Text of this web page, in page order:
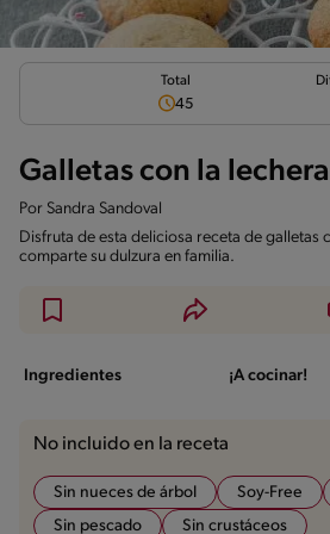
Total
45
Galletas con la lechera
Por Sandra Sandoval
Disfruta de esta deliciosa receta de galletas
comparte su dulzura en familia.
Ingredientes ¡A cocinar!
No incluido en la receta
Sin nueces de árbol Soy-Free
Sin pescado
Sin crustáceos